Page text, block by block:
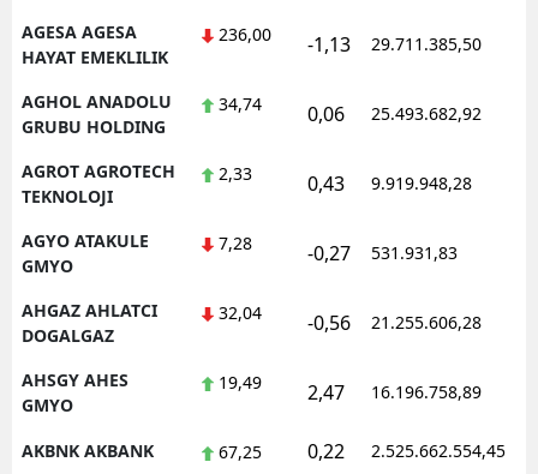
AGESA AGESA
HAYAT EMEKLILIK
236,00 -1,13 29.711.385,50
AGHOL ANADOLU
GRUBU HOLDING
34,74 0,06 25.493.682,92
AGROT AGROTECH
TEKNOLOJI
2,33 0,43 9.919.948,28
AGYO ATAKULE
GMYO
7,28 -0,27 531.931,83
AHGAZ AHLATCI
DOGALGAZ
32,04 -0,56 21.255.606,28
AHSGY AHES
GMYO
19,49 2,47 16.196.758,89
AKBNK AKBANK 67,25 0,22 2.525.662.554,45